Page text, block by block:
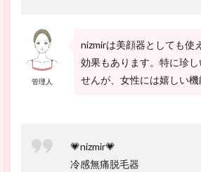
管理人
nizmirは美顔器としても使
効果もあります。特に珍
せんが、女性には嬉しい機
💗nizmir💗
冷感無痛脱毛器